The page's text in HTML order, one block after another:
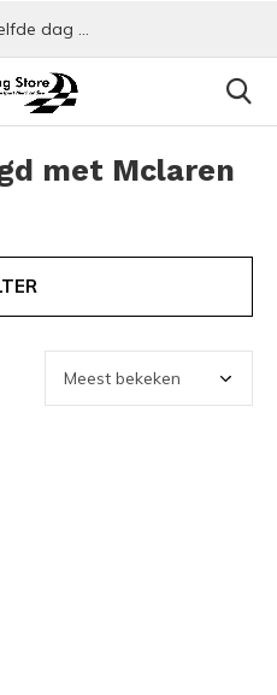
verzonden!
met Mclaren